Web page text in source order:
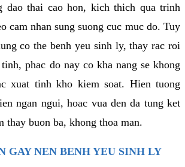
dao thai cao hon, kich thich qua trinh
cam nhan sung suong cuc muc do. Tuy
co the benh yeu sinh ly, thay rac roi
phac do nay co kha nang se khong
xuat tinh kho kiem soat. Hien tuong
ngan ngui, hoac vua den da tung ket
thay buon ba, khong thoa man.
GAY NEN BENH YEU SINH LY